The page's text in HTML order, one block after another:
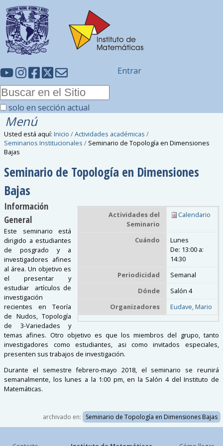
solo en sección actual
Entrar
Menú
Usted está aquí: Inicio /Actividades académicas /
Seminarios Institucionales / Seminario de Topología en Dimensiones
Bajas
Seminario de Topología en Dimensiones
Bajas
Actividades del
Seminario
Calendario
Cuándo
Lunes
De: 13:00 a:
14:30
Periodicidad
Semanal
Dónde
Salón 4
Organizadores
Eudave, Mario
Información
General
Este seminario está
dirigido a estudiantes
de posgrado y a
investigadores afines
al área. Un objetivo es
el presentar y
estudiar artículos de
investigación
recientes en Teoría
de Nudos, Topología
de 3-Variedades y
temas afines. Otro objetivo es que los miembros del grupo, tanto
investigadores como estudiantes, asi como invitados especiales,
presenten sus trabajos de investigación.
Durante el semestre febrero-mayo 2018, el seminario se reunirá
semanalmente, los lunes a la 1:00 pm, en la Salón 4 del Instituto de
Matemáticas.
archivado en: Seminario de Topología en Dimensiones Bajas